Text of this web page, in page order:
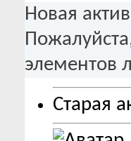
Новая
элементов
Старая